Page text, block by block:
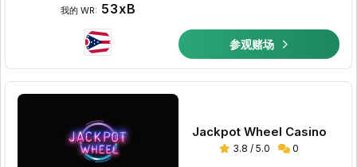
我的 WR: 53xB
参观赌场
Jackpot Wheel Casino
3.8 / 5.0 0